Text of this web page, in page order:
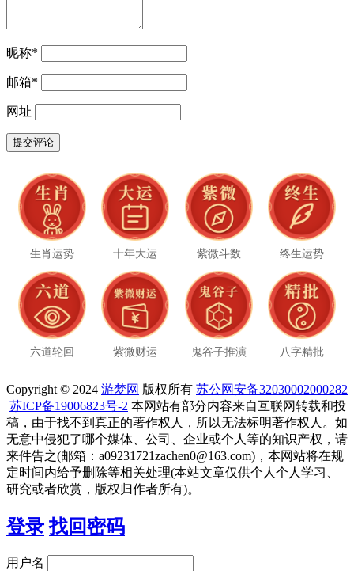
昵称*
邮箱*
网址
生肖运势 十年大运 紫微斗数 终生运势
六道轮回 紫微财运 鬼谷子推演 八字精批
Copyright © 2024 游梦网 版权所有 苏公网安备32030002000282
苏ICP备19006823号-2 本网站有部分内容来自互联网转载和投
稿，由于找不到真正的著作权人，所以无法标明著作权人。如
无意中侵犯了哪个媒体、公司、企业或个人等的知识产权，请
来件告之(邮箱：a09231721zachen0@163.com)，本网站将在规
定时间内给予删除等相关处理(本站文章仅供个人个人学习、
研究或者欣赏，版权归作者所有)。
登录 找回密码
用户名